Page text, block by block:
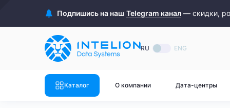
Подпишись на наш Telegram канал — скидки,
RU ENG
Каталог О компании Дата-центры
ASIC майнеры
Bitmain
Готовый